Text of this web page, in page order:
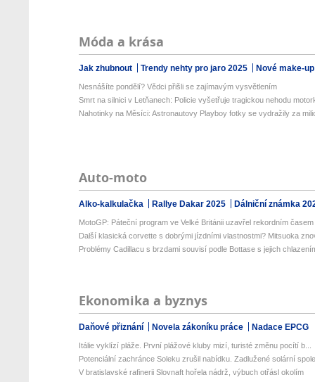
Móda a krása
Jak zhubnout Trendy nehty pro jaro 2025 Nové make-
Nesnášíte pondělí? Vědci přišli se zajímavým vysvětlením
Smrt na silnici v Letňanech: Policie vyšetřuje tragickou nehodu
Nahotinky na Měsíci: Astronautovy Playboy fotky se vydražily za
Auto-moto
Alko-kalkulačka Rallye Dakar 2025 Dálniční známka
MotoGP: Páteční program ve Velké Británii uzavřel rekordním
Další klasická corvette s dobrými jízdními vlastnostmi? Mitsuoka
Problémy Cadillacu s brzdami souvisí podle Bottase s jejich
Ekonomika a byznys
Daňové přiznání Novela zákoníku práce Nadace EPCG
Itálie vyklízí pláže. První plážové kluby mizí, turisté změnu pocítí b...
Potenciální zachránce Soleku zrušil nabídku. Zadlužené solární
V bratislavské rafinerii Slovnaft hořela nádrž, výbuch otřásl okolím